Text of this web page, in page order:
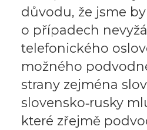
důvodu, že jsme
o případech
telefonického
možného
strany zejména
slovensko‑rusky
které zřejmě